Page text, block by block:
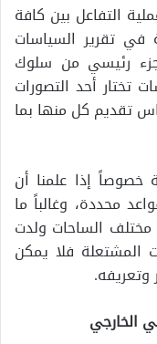
التفاعل بين كافة
في تقرير السياسات
جزء رئيسي من سلوك
أحد التصورات
تقديم كل منها بما
إذا علمنا أن
محددة، وغالباً ما
مختلف الساحات ولدت
المشتعلة فلا يمكن
وتعريفه.
الخارجي